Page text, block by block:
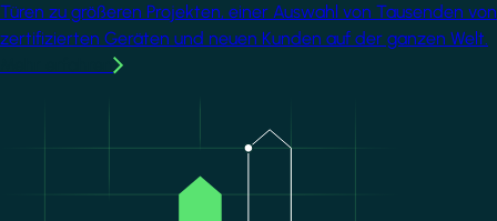
Türen zu größeren Projekten, einer Auswahl von Tausenden von
zertifizierten Geräten und neuen Kunden auf der ganzen Welt.